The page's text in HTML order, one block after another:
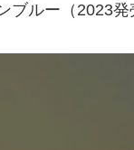
ブルー（2023